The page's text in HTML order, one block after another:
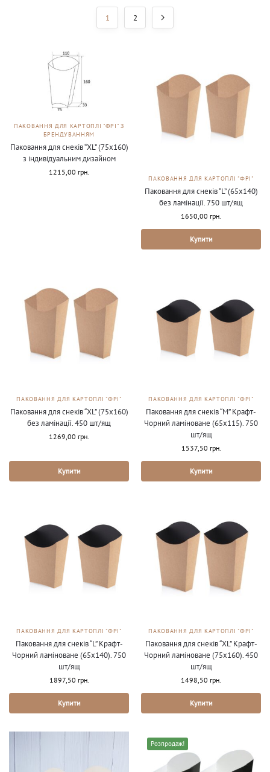
1 2
ПАКОВАННЯ ДЛЯ КАРТОПЛІ "ФРІ" З
БРЕНДУВАННЯМ
Паковання для снеків “ХL” (75х160)
з індивідуальним дизайном
1215,00 грн.
ПАКОВАННЯ ДЛЯ КАРТОПЛІ "ФРІ"
Паковання для снеків “L” (65х140)
без ламінації. 750 шт/ящ
1650,00 грн.
Купити
ПАКОВАННЯ ДЛЯ КАРТОПЛІ "ФРІ"
Паковання для снеків “XL” (75х160)
без ламінації. 450 шт/ящ
1269,00 грн.
Купити
ПАКОВАННЯ ДЛЯ КАРТОПЛІ "ФРІ"
Паковання для снеків “М” Крафт-
Чорний ламіноване (65х115). 750
шт/ящ
1537,50 грн.
Купити
ПАКОВАННЯ ДЛЯ КАРТОПЛІ "ФРІ"
Паковання для снеків “L” Крафт-
Чорний ламіноване (65х140). 750
шт/ящ
1897,50 грн.
Купити
ПАКОВАННЯ ДЛЯ КАРТОПЛІ "ФРІ"
Паковання для снеків “XL” Крафт-
Чорний ламіноване (75х160). 450
шт/ящ
1498,50 грн.
Купити
Розпродаж!